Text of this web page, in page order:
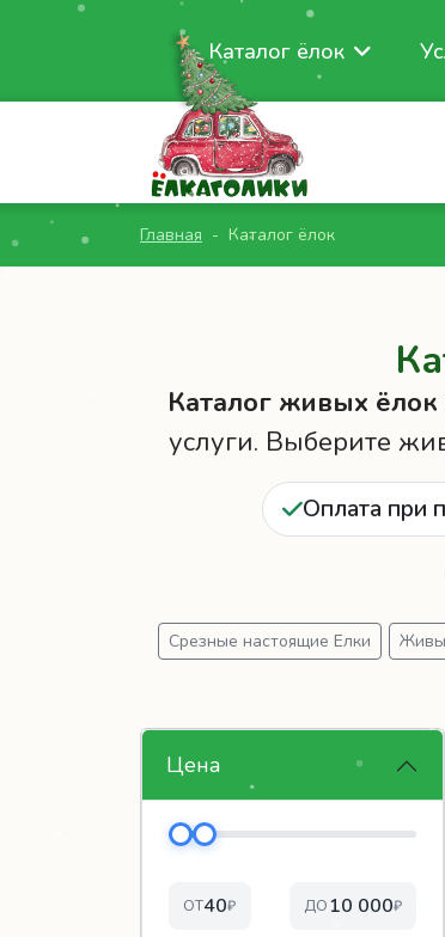
Каталог ёлок
Главная Каталог ёлок
Каталог живых
услуги. Выберите
Оплата при
Срезные настоящие Елки
Цена
ОТ40₽ ДО10 000₽